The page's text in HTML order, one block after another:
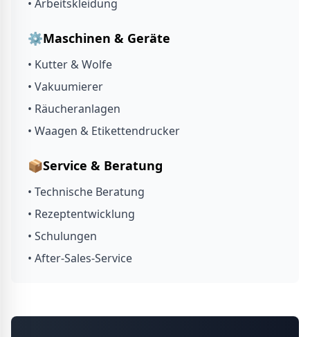
• Arbeitskleidung
⚙️Maschinen & Geräte
• Kutter & Wolfe
• Vakuumierer
• Räucheranlagen
• Waagen & Etikettendrucker
📦Service & Beratung
• Technische Beratung
• Rezeptentwicklung
• Schulungen
• After-Sales-Service